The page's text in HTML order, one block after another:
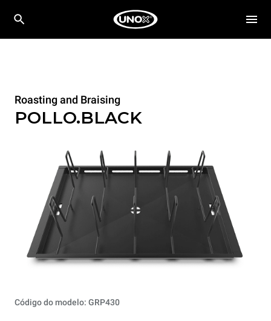
Roasting and Braising
POLLO.BLACK
Código do modelo: GRP430